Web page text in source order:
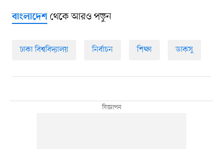
বাংলাদেশথেকে আরও পড়ুন
ঢাকা বিশ্ববিদ্যালয় নির্বাচন শিক্ষা ডাকসু